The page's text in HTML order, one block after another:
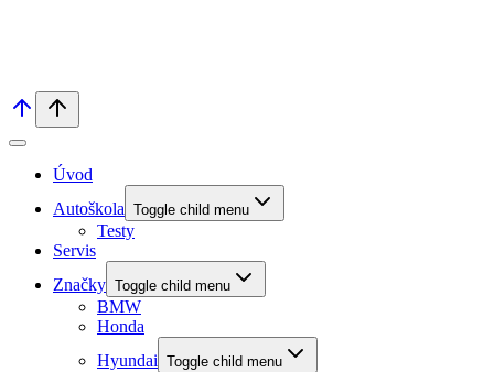
Úvod
Autoškola Toggle child menu
Testy
Servis
Značky Toggle child menu
BMW
Honda
Hyundai Toggle child menu